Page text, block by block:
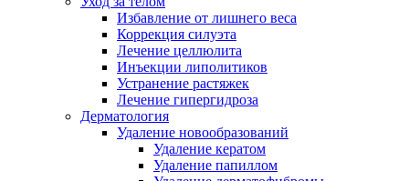
Избавление от лишнего веса
Коррекция силуэта
Лечение целлюлита
Инъекции липолитиков
Устранение растяжек
Лечение гипергидроза
Дерматология
Удаление новообразований
Удаление кератом
Удаление папиллом